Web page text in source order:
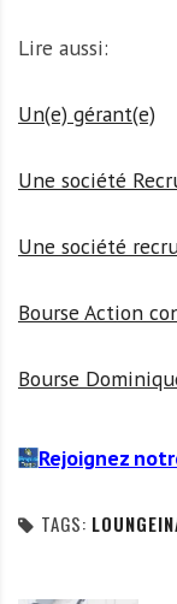
Lire aussi:
Un(e) gérant(e)
Une société
Une société
Bourse Action
Bourse
Rejoignez
TAGS: